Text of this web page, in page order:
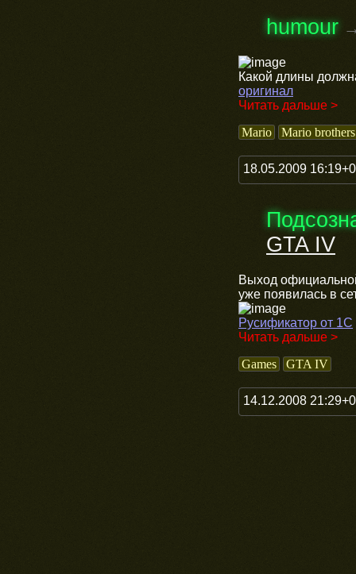
humour
Какой длины
оригинал
Читать дальше >
Mario
Mario brothers
18.05.2009
GTA IV
Выход
уже появилась в
Русификатор от 1С
Читать дальше >
Games
GTA IV
14.12.2008